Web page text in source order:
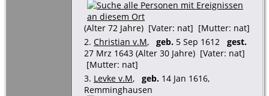
(Alter 72 Jahre) [Vater: nat] [Mutter: nat]
2. Christian v.M, geb. 5 Sep 1612 gest.
27 Mrz 1643 (Alter 30 Jahre) [Vater: nat]
[Mutter: nat]
3. Levke v.M, geb. 14 Jan 1616,
Remminghausen